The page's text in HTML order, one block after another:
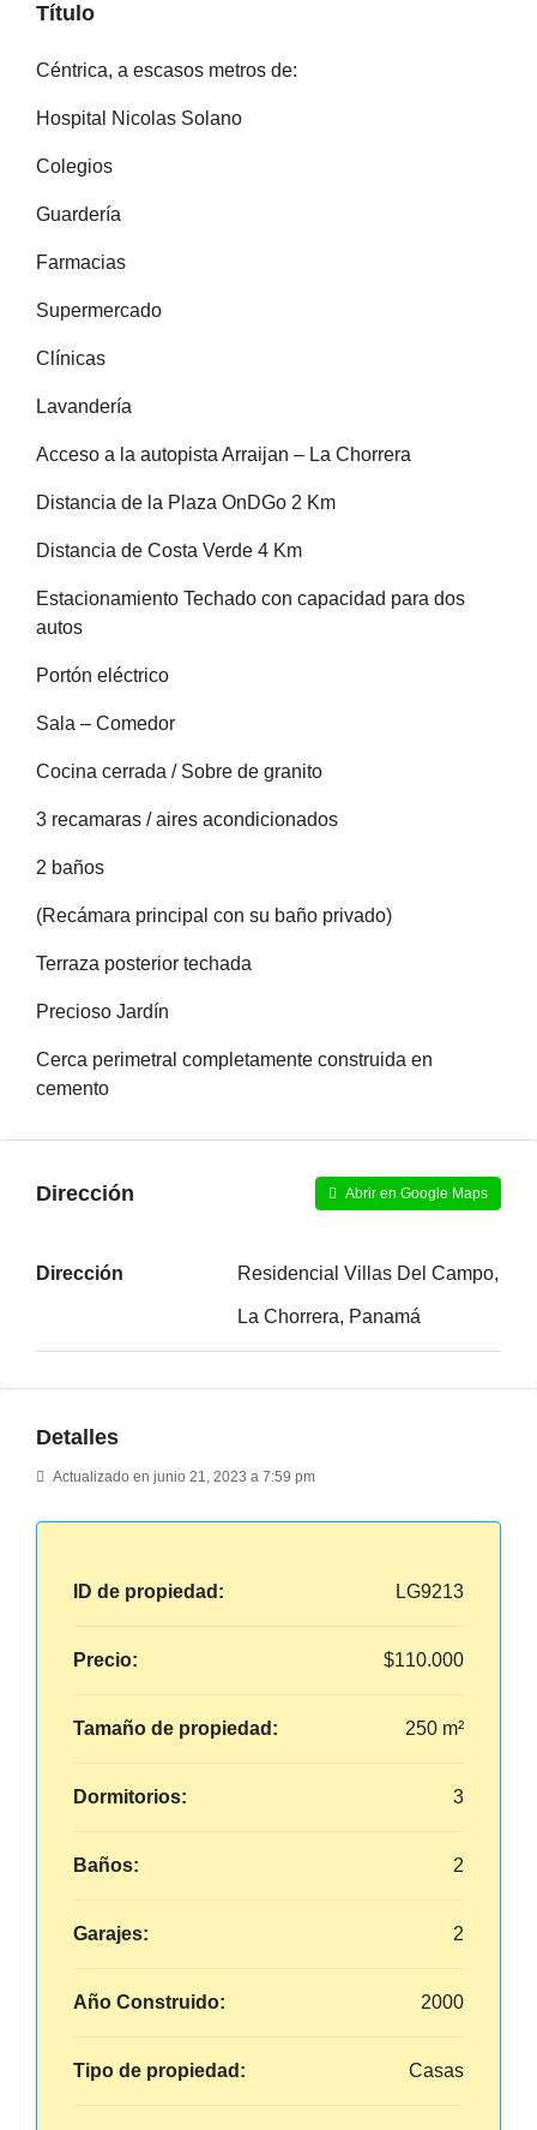
Título
Céntrica, a escasos metros de:
Hospital Nicolas Solano
Colegios
Guardería
Farmacias
Supermercado
Clínicas
Lavandería
Acceso a la autopista Arraijan – La Chorrera
Distancia de la Plaza OnDGo 2 Km
Distancia de Costa Verde 4 Km
Estacionamiento Techado con capacidad para dos
autos
Portón eléctrico
Sala – Comedor
Cocina cerrada / Sobre de granito
3 recamaras / aires acondicionados
2 baños
(Recámara principal con su baño privado)
Terraza posterior techada
Precioso Jardín
Cerca perimetral completamente construida en
cemento
Dirección Abrir en Google Maps
Dirección Residencial Villas Del Campo,
La Chorrera, Panamá
Detalles
Actualizado en junio 21, 2023 a 7:59 pm
ID de propiedad: LG9213
Precio: $110.000
Tamaño de propiedad: 250 m²
Dormitorios: 3
Baños: 2
Garajes: 2
Año Construido: 2000
Tipo de propiedad: Casas